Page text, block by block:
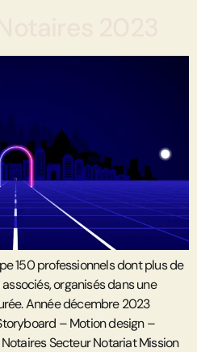
150 professionnels dont plus de
organisés dans une
Année décembre 2023
– Motion design –
Secteur Notariat Mission